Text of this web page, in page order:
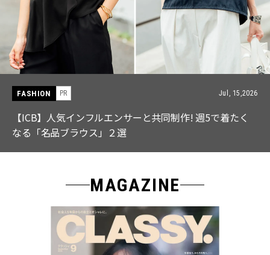
FASHION PR Jul, 15,2026
【ICB】人気インフルエンサーと共同制作! 週5で着たく
なる「名品ブラウス」２選
MAGAZINE